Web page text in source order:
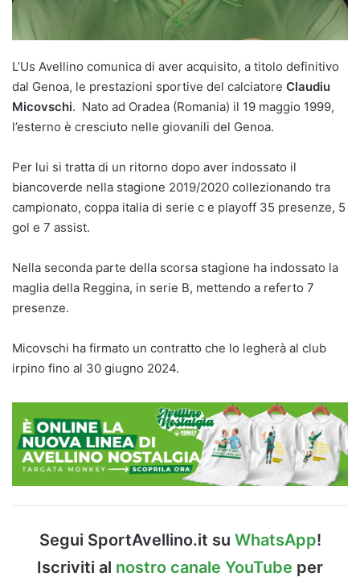
L’Us Avellino comunica di aver acquisito, a titolo definitivo
dal Genoa, le prestazioni sportive del calciatore Claudiu
Micovschi. Nato ad Oradea (Romania) il 19 maggio 1999,
l’esterno è cresciuto nelle giovanili del Genoa.
Per lui si tratta di un ritorno dopo aver indossato il
biancoverde nella stagione 2019/2020 collezionando tra
campionato, coppa italia di serie c e playoff 35 presenze, 5
gol e 7 assist.
Nella seconda parte della scorsa stagione ha indossato la
maglia della Reggina, in serie B, mettendo a referto 7
presenze.
Micovschi ha firmato un contratto che lo legherà al club
irpino fino al 30 giugno 2024.
Segui SportAvellino.it su WhatsApp!
Iscriviti al nostro canale YouTube per